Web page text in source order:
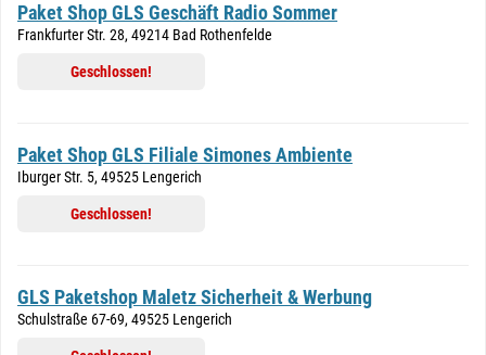
Paket Shop GLS Geschäft Radio Sommer
Frankfurter Str. 28, 49214 Bad Rothenfelde
Geschlossen!
Paket Shop GLS Filiale Simones Ambiente
Iburger Str. 5, 49525 Lengerich
Geschlossen!
GLS Paketshop Maletz Sicherheit & Werbung
Schulstraße 67-69, 49525 Lengerich